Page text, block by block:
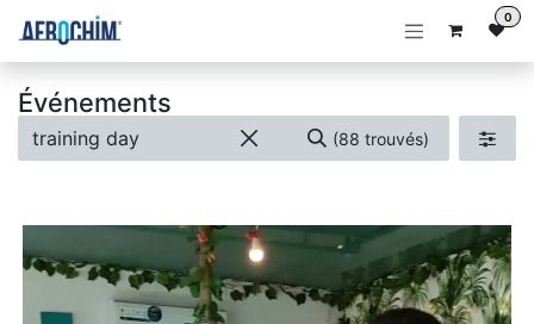
Se rendre au contenu 0
Événements
(88 trouvés)